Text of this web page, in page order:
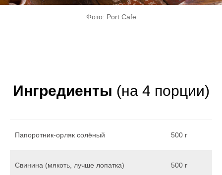
Фото: Port Cafe
Ингредиенты (на 4 порции)
Папоротник-орляк солёный 500 г
Свинина (мякоть, лучше лопатка) 500 г